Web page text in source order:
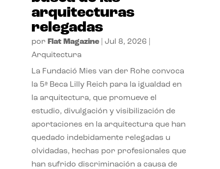
arquitecturas
relegadas
por Flat Magazine| Jul 8, 2026
Arquitectura
La Fundació Mies van der Rohe convoca
la 5ª Beca Lilly Reich para la igualdad en
la arquitectura, que promueve el
estudio, divulgación y visibilización de
aportaciones en la arquitectura que han
quedado indebidamente relegadas u
olvidadas, hechas por profesionales que
han sufrido discriminación a causa de